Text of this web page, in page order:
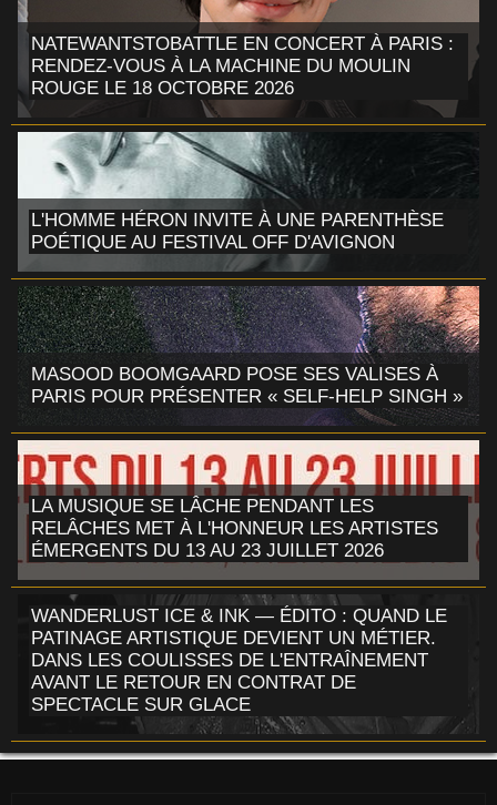
NATEWANTSTOBATTLE EN CONCERT À PARIS :
RENDEZ-VOUS À LA MACHINE DU MOULIN
ROUGE LE 18 OCTOBRE 2026
L'HOMME HÉRON INVITE À UNE PARENTHÈSE
POÉTIQUE AU FESTIVAL OFF D'AVIGNON
MASOOD BOOMGAARD POSE SES VALISES À
PARIS POUR PRÉSENTER « SELF-HELP SINGH »
LA MUSIQUE SE LÂCHE PENDANT LES
RELÂCHES MET À L'HONNEUR LES ARTISTES
ÉMERGENTS DU 13 AU 23 JUILLET 2026
WANDERLUST ICE & INK — ÉDITO : QUAND LE
PATINAGE ARTISTIQUE DEVIENT UN MÉTIER.
DANS LES COULISSES DE L'ENTRAÎNEMENT
AVANT LE RETOUR EN CONTRAT DE
SPECTACLE SUR GLACE